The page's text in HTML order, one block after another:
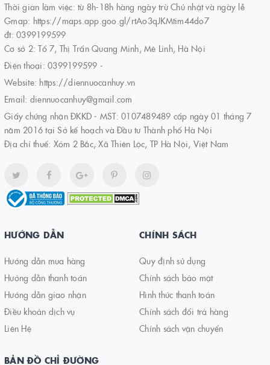
Thời gian làm việc: từ 8h-18h hàng ngày trừ Chủ nhật và ngày lễ
Gmap: https://maps.app.goo.gl/rtAo3qJKMtim44do7
đt: 0399199599
Cơ sở 2: Tổ 7, Thị Trấn Quang Minh, Mê Linh, Hà Nội
Điện thoại: 0399199599 -
Website: https://diennuocanhuy.vn
Email: diennuocanhuy@gmail.com
Giấy chứng nhận ĐKKD - MST: 0107489489 cấp ngày 01 tháng 7
năm 2016 tại Sở kế hoạch và Đầu tư Thành phố Hà Nội
Địa chỉ thuế: Xóm 2 Bắc, Xã Thiên Lộc, TP Hà Nội, Việt Nam
HƯỚNG DẪN
Hướng dẫn mua hàng
Hướng dẫn thanh toán
Hướng dẫn giao nhận
Điều khoản dịch vụ
Liên Hệ
CHÍNH SÁCH
Quy định sử dụng
Chính sách bảo mật
Hình thức thanh toán
Chính sách đổi trả hàng
Chính sách vận chuyển
BẢN ĐỒ CHỈ ĐƯỜNG